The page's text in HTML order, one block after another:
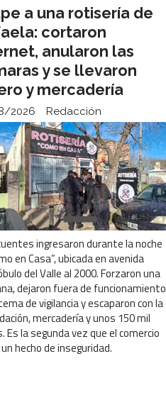
a una rotisería de
cortaron
anularon las
y se llevaron
y mercadería
Redacción
2026
ingresaron durante la noche
en Casa”, ubicada en avenida
del Valle al 2000. Forzaron una
dejaron fuera de funcionamiento
de vigilancia y escaparon con la
mercadería y unos 150 mil
Es la segunda vez que el comercio
hecho de inseguridad.